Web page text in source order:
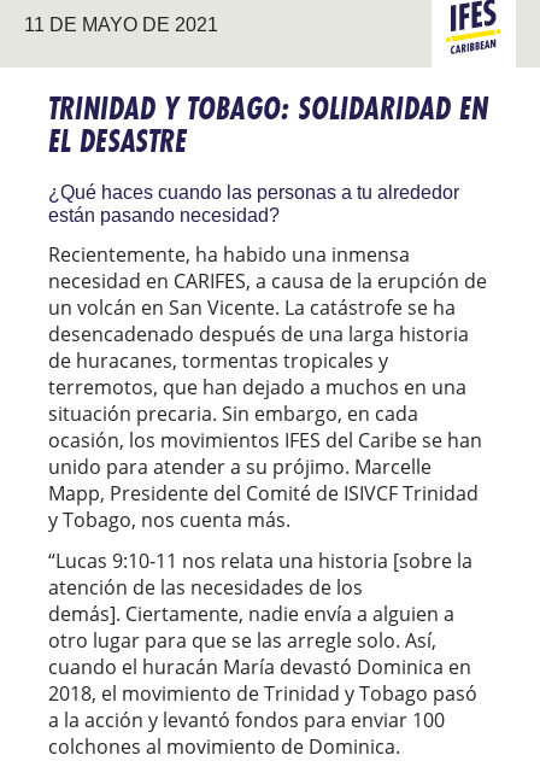
11 DE MAYO DE 2021 CARIBE
TRINIDAD Y TOBAGO: SOLIDARIDAD EN
EL DESASTRE
¿Qué haces cuando las personas a tu alrededor
están pasando necesidad?
Recientemente, ha habido una inmensa
necesidad en CARIFES, a causa de la erupción de
un volcán en San Vicente. La catástrofe se ha
desencadenado después de una larga historia
de huracanes, tormentas tropicales y
terremotos, que han dejado a muchos en una
situación precaria. Sin embargo, en cada
ocasión, los movimientos IFES del Caribe se han
unido para atender a su prójimo. Marcelle
Mapp, Presidente del Comité de ISIVCF Trinidad
y Tobago, nos cuenta más.
“Lucas 9:10-11 nos relata una historia [sobre la
atención de las necesidades de los
demás]. Ciertamente, nadie envía a alguien a
otro lugar para que se las arregle solo. Así,
cuando el huracán María devastó Dominica en
2018, el movimiento de Trinidad y Tobago pasó
a la acción y levantó fondos para enviar 100
colchones al movimiento de Dominica.